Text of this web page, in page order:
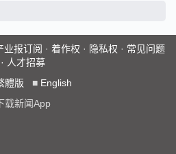
业报订阅 · 着作权 · 隐私权 · 常见问题
· 人才招募
體版 ■ English
载新闻App